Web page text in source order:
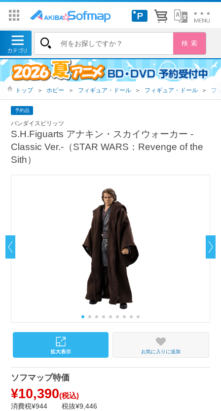
トップ ＞ ホビー ＞ フィギュア・ドール ＞ フィギュア・ドール ＞ フ
予約品
バンダイスピリッツ
S.H.Figuarts アナキン・スカイウォーカー -
Classic Ver.-（STAR WARS：Revenge of the
Sith）
お気に入りに追加
ソフマップ特価
¥10,390(税込)
消費税¥944 税抜¥9,446